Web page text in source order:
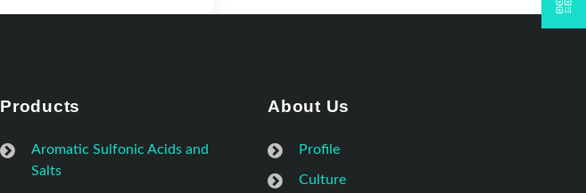
Products
Aromatic Sulfonic Acids and
Salts
About Us
Profile
Culture